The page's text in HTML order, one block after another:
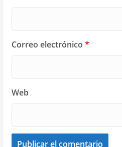
Correo electrónico *
Web